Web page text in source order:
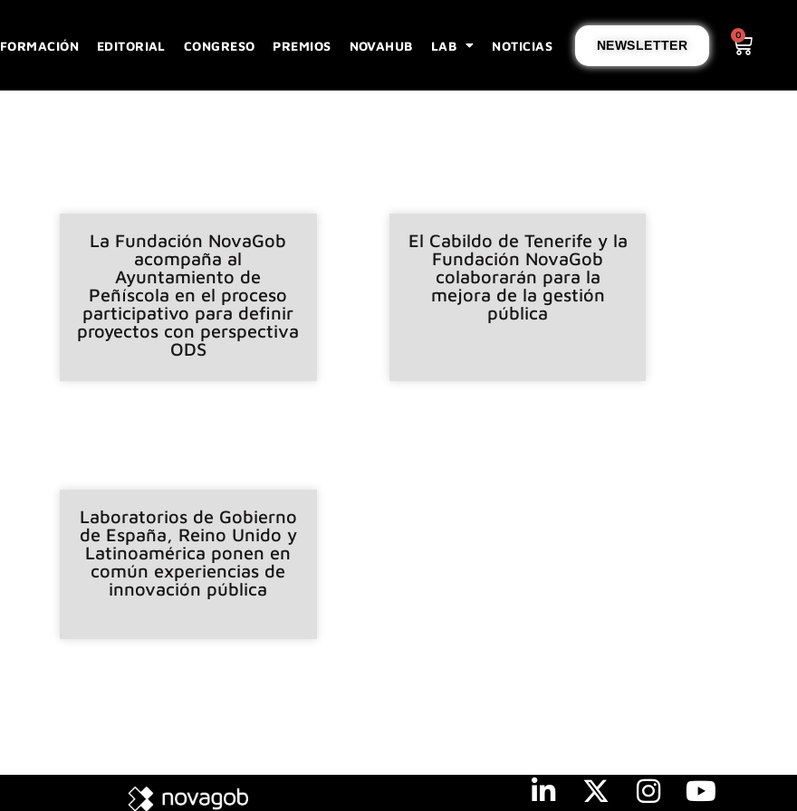
FORMACIÓN EDITORIAL CONGRESO PREMIOS NOVAHUB LAB NOTICIAS NEWSLETTER
0
La Fundación NovaGob
acompaña al
Ayuntamiento de
Peñíscola en el proceso
participativo para definir
proyectos con perspectiva
ODS
El Cabildo de Tenerife y la
Fundación NovaGob
colaborarán para la
mejora de la gestión
pública
Laboratorios de Gobierno
de España, Reino Unido y
Latinoamérica ponen en
común experiencias de
innovación pública